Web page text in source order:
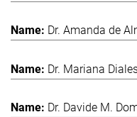
Dr. Amanda de
Dr. Mariana
Dr. Davide M.